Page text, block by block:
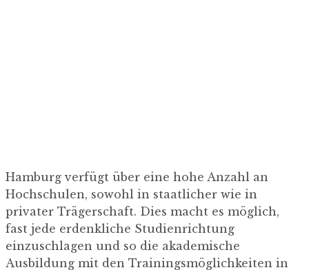
Hamburg verfügt über eine hohe Anzahl an
Hochschulen, sowohl in staatlicher wie in
privater Trägerschaft. Dies macht es möglich,
fast jede erdenkliche Studienrichtung
einzuschlagen und so die akademische
Ausbildung mit den Trainingsmöglichkeiten in